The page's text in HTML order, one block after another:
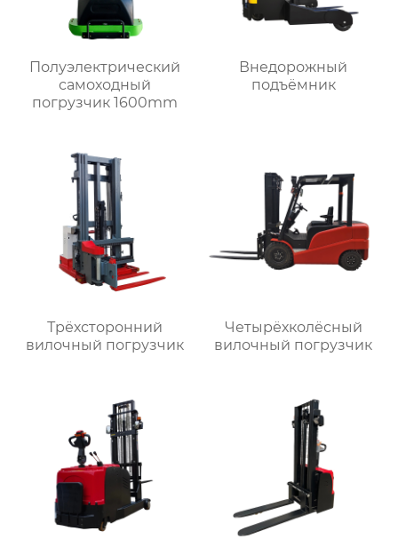
Полуэлектрический
самоходный
погрузчик 1600mm
Внедорожный
подъёмник
Трёхсторонний
вилочный погрузчик
Четырёхколёсный
вилочный погрузчик